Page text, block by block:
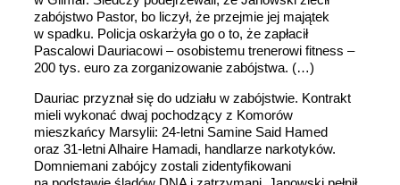
zabójstwo Pastor, bo liczył, że przejmie jej majątek
w spadku. Policja oskarżyła go o to, że zapłacił
Pascalowi Dauriacowi – osobistemu trenerowi fitness –
200 tys. euro za zorganizowanie zabójstwa. (…)
Dauriac przyznał się do udziału w zabójstwie. Kontrakt
mieli wykonać dwaj pochodzący z Komorów
mieszkańcy Marsylii: 24-letni Samine Said Hamed
oraz 31-letni Alhaire Hamadi, handlarze narkotyków.
Domniemani zabójcy zostali zidentyfikowani